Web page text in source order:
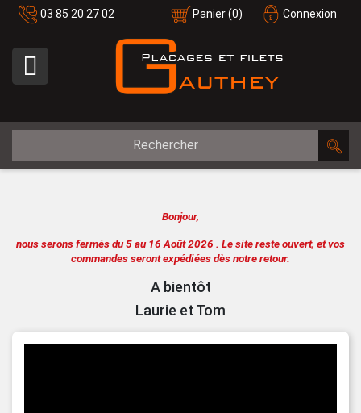
03 85 20 27 02 Connexion
Panier(0)

Bonjour,
nous serons fermés du 5 au 16 Août 2026 . Le site reste ouvert, et vos
commandes seront expédiées dès notre retour.
A bientôt
Laurie et Tom